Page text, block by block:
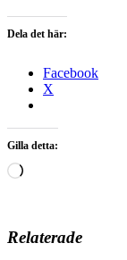
Dela det här:
Facebook
X
Gilla detta:
Laddar
Relaterade